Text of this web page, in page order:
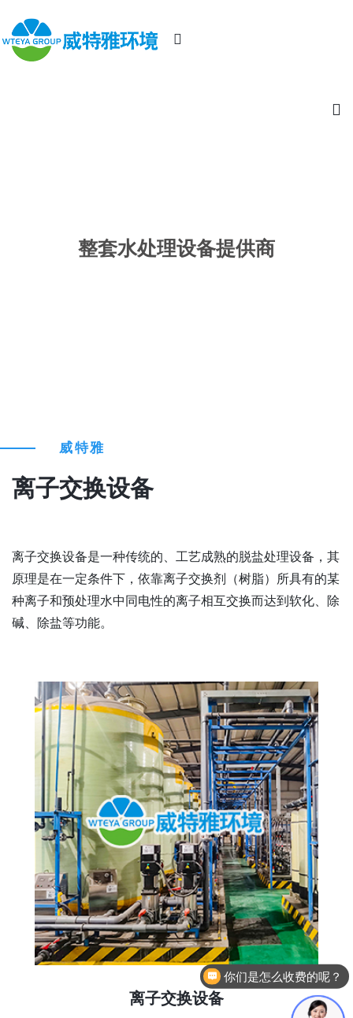
整套水处理设备提供商
威特雅
离子交换设备
离子交换设备是一种传统的、工艺成熟的脱盐处理设备，其
原理是在一定条件下，依靠离子交换剂（树脂）所具有的某
种离子和预处理水中同电性的离子相互交换而达到软化、除
碱、除盐等功能。
离子交换设备
你们是怎么收费的呢？